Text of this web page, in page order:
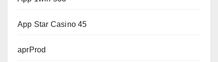
App Star Casino 45
aprProd